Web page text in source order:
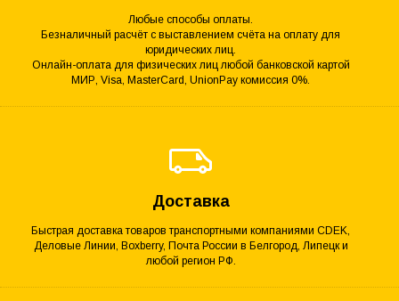
Любые способы оплаты.
Безналичный расчёт с выставлением счёта на оплату для
юридических лиц.
Онлайн-оплата для физических лиц любой банковской картой
МИР, Visa, MasterCard, UnionPay комиссия 0%.
Доставка
Быстрая доставка товаров транспортными компаниями CDEK,
Деловые Линии, Boxberry, Почта России в Белгород, Липецк и
любой регион РФ.